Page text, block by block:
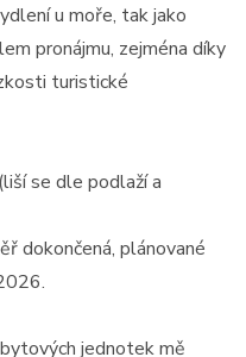
u moře, tak jako
pronájmu, zejména díky
turistické
se dle podlaží a
dokončená, plánované
jednotek mě